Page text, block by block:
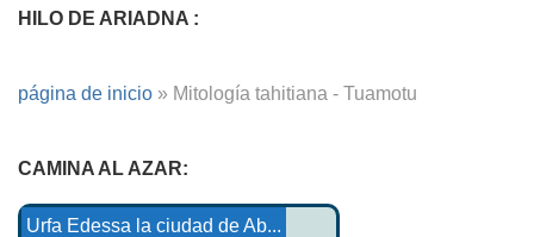
HILO DE ARIADNA :
página de inicio » Mitología tahitiana - Tuamotu
CAMINA AL AZAR:
Lancelot o el caballero...
Danzas de Tokelau
El Nuraghe Santu Antine
mitología lidia
Mitología etrusca
Iktomi y el cervatillo
Urfa Edessa la ciudad de Ab...